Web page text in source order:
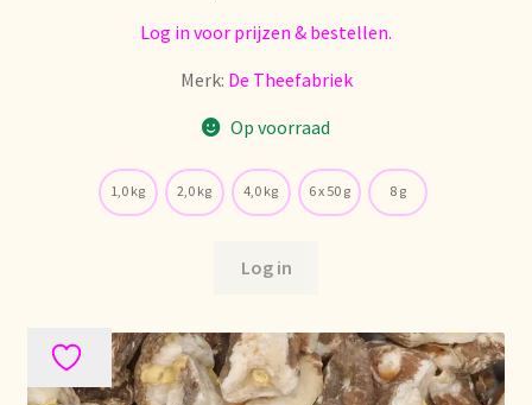
Log in voor prijzen & bestellen.
Merk: De Theefabriek
Op voorraad
1,0 kg 2,0 kg 4,0 kg 6 x 50 g 8 g
Log in